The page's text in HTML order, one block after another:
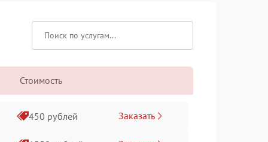
Стоимость
450 рублей Заказать